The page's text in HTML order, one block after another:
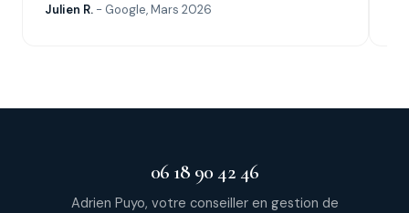
Julien R. - Google, Mars 2026
06 18 90 42 46
Adrien Puyo, votre conseiller en gestion de